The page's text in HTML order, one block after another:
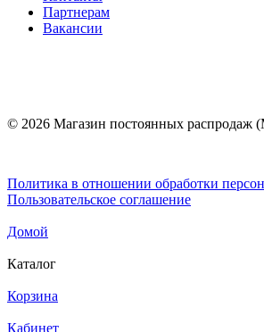
Партнерам
Вакансии
© 2026 Магазин постоянных распродаж
Политика в отношении обработки
Пользовательское соглашение
Домой
Каталог
Корзина
Кабинет